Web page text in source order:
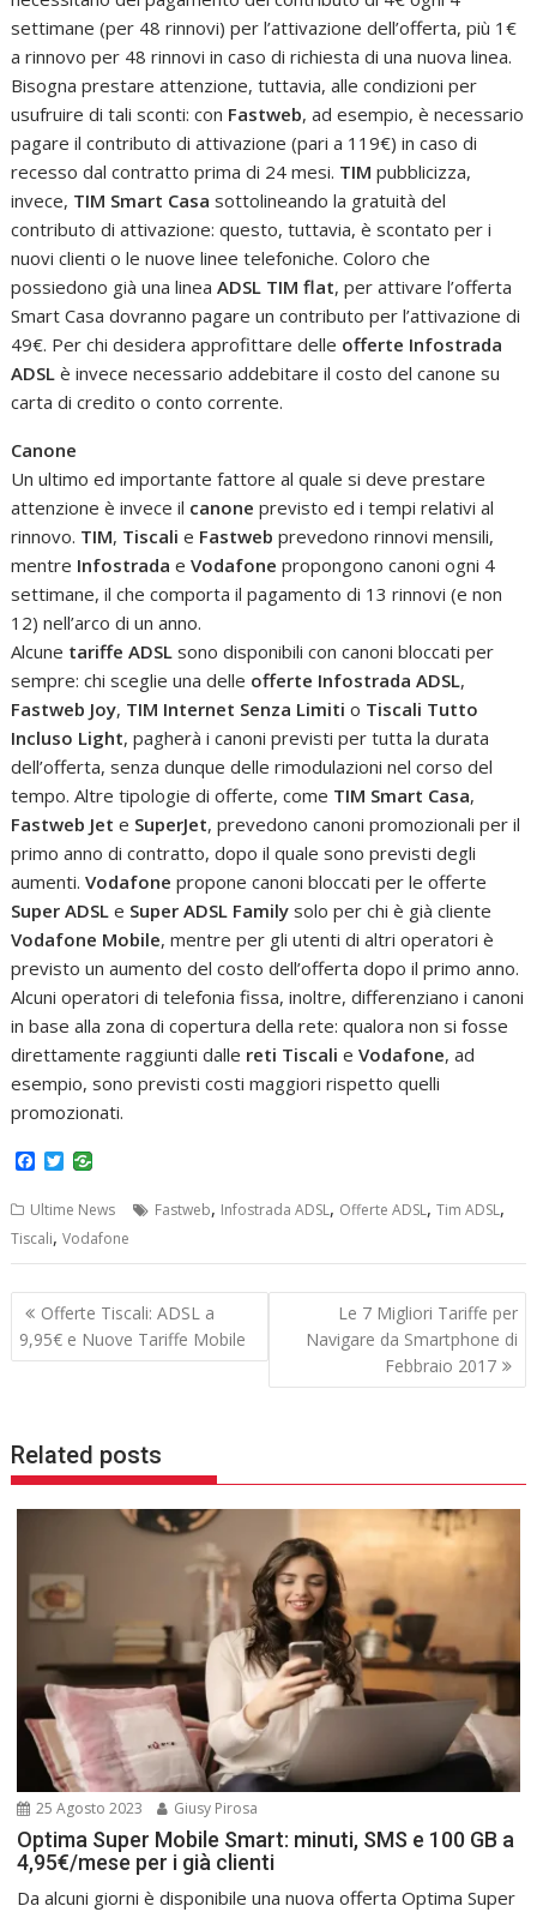
settimane (per 48 rinnovi) per l’attivazione dell’offerta, più 1€
a rinnovo per 48 rinnovi in caso di richiesta di una nuova linea.
Bisogna prestare attenzione, tuttavia, alle condizioni per
usufruire di tali sconti: con Fastweb, ad esempio, è necessario
pagare il contributo di attivazione (pari a 119€) in caso di
recesso dal contratto prima di 24 mesi. TIM pubblicizza,
invece, TIM Smart Casa sottolineando la gratuità del
contributo di attivazione: questo, tuttavia, è scontato per i
nuovi clienti o le nuove linee telefoniche. Coloro che
possiedono già una lineaADSL TIM flat, per attivare l’offerta
Smart Casa dovranno pagare un contributo per l’attivazione di
49€. Per chi desidera approfittare delle offerte Infostrada
ADSLè invece necessario addebitare il costo del canone su
carta di credito o conto corrente.
Canone
Un ultimo ed importante fattore al quale si deve prestare
attenzione è invece il canone previsto ed i tempi relativi al
rinnovo. TIM, Tiscali e Fastweb prevedono rinnovi mensili,
mentre Infostrada eVodafone propongono canoni ogni 4
settimane, il che comporta il pagamento di 13 rinnovi (e non
12) nell’arco di un anno.
Alcune tariffe ADSL sono disponibili con canoni bloccati per
sempre: chi sceglie una delle offerte Infostrada ADSL,
Fastweb Joy, TIM Internet Senza Limiti o Tiscali Tutto
Incluso Light, pagherà i canoni previsti per tutta la durata
dell’offerta, senza dunque delle rimodulazioni nel corso del
tempo. Altre tipologie di offerte, come TIM Smart Casa,
Fastweb Jet e SuperJet, prevedono canoni promozionali per il
primo anno di contratto, dopo il quale sono previsti degli
aumenti.Vodafone propone canoni bloccati per le offerte
Super ADSL e Super ADSL Family solo per chi è già cliente
Vodafone Mobile, mentre per gli utenti di altri operatori è
previsto un aumento del costo dell’offerta dopo il primo anno.
Alcuni operatori di telefonia fissa, inoltre, differenziano i canoni
in base alla zona di copertura della rete: qualora non si fosse
direttamente raggiunti dalle reti Tiscalie Vodafone, ad
esempio, sono previsti costi maggiori rispetto quelli
promozionati.
F
c
e
b
o
k
T
t
t
e
Ultime News Fastweb, Infostrada ADSL, Offerte ADSL,Tim ADSL,
Tiscali,Vodafone
Navigazione
articoli
Offerte Tiscali: ADSL a
9,95€ e Nuove Tariffe Mobile
Le 7 Migliori Tariffe per
Navigare da Smartphone di
Febbraio 2017
Related posts
25 Agosto 2023 Giusy Pirosa
Optima Super Mobile Smart: minuti, SMS e 100 GB a
4,95€/mese per i già clienti
Da alcuni giorni è disponibile una nuova offerta Optima Super